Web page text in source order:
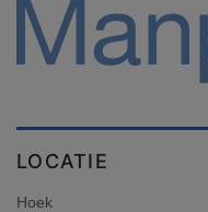
LOCATIE
Hoek